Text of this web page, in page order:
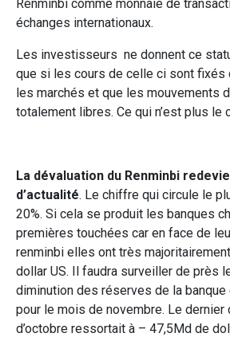
Renminbi comme monnaie de
échanges internationaux.
Les investisseurs ne donnent ce
que si les cours de celle ci sont fixés
les marchés et que les mouvements
totalement libres. Ce qui n’est plus le
La dévaluation du Renminbi
d’actualité. Le chiffre qui circule le
20%. Si cela se produit les banques
premières touchées car en face de
renminbi elles ont très
dollar US. Il faudra surveiller de près
diminution des réserves de la
pour le mois de novembre. Le
d’octobre ressortait à – 47,5Md de